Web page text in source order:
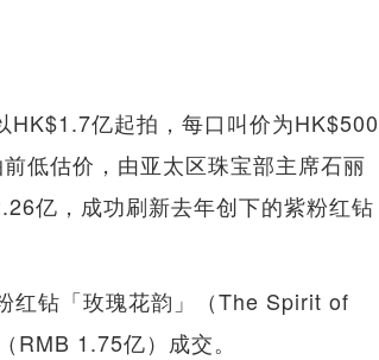
HK$1.7亿起拍，每口叫价为HK$500
低估价，由亚太区珠宝部主席石丽
亿，成功刷新去年创下的紫粉红钻
红钻「玫瑰花韵」（The Spirit of
1.75亿）成交。